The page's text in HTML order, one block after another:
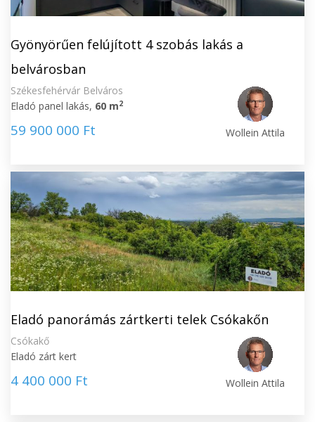
Gyönyörűen felújított 4 szobás lakás a
belvárosban
Székesfehérvár Belváros
Eladó panel lakás, 60 m2
59 900 000 Ft Wollein Attila
Eladó panorámás zártkerti telek Csókakőn
Csókakő
Eladó zárt kert
4 400 000 Ft Wollein Attila